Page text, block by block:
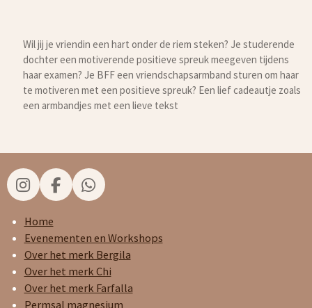
Wil jij je vriendin een hart onder de riem steken? Je studerende
dochter een motiverende positieve spreuk meegeven tijdens
haar examen? Je BFF een vriendschapsarmband sturen om haar
te motiveren met een positieve spreuk? Een lief cadeautje zoals
een armbandjes met een lieve tekst
I
n
s
t
a
g
r
a
F
a
e
b
o
o
k
W
h
t
s
A
p
p
Home
Evenementen en Workshops
Over het merk Bergila
Over het merk Chi
Over het merk Farfalla
Permsal magnesium